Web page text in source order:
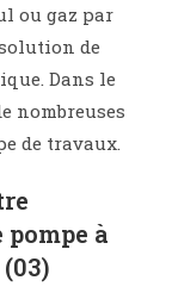
ou gaz par
de
Dans le
nombreuses
de travaux.
à